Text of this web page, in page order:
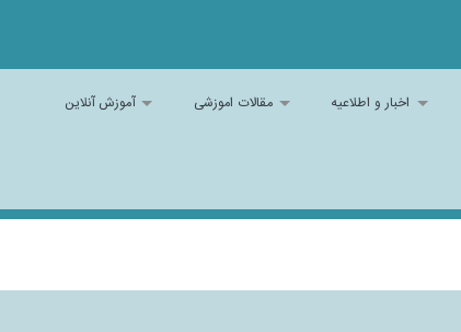
اخبار و اطلاعیه مقالات اموزشی آموزش آنلاین